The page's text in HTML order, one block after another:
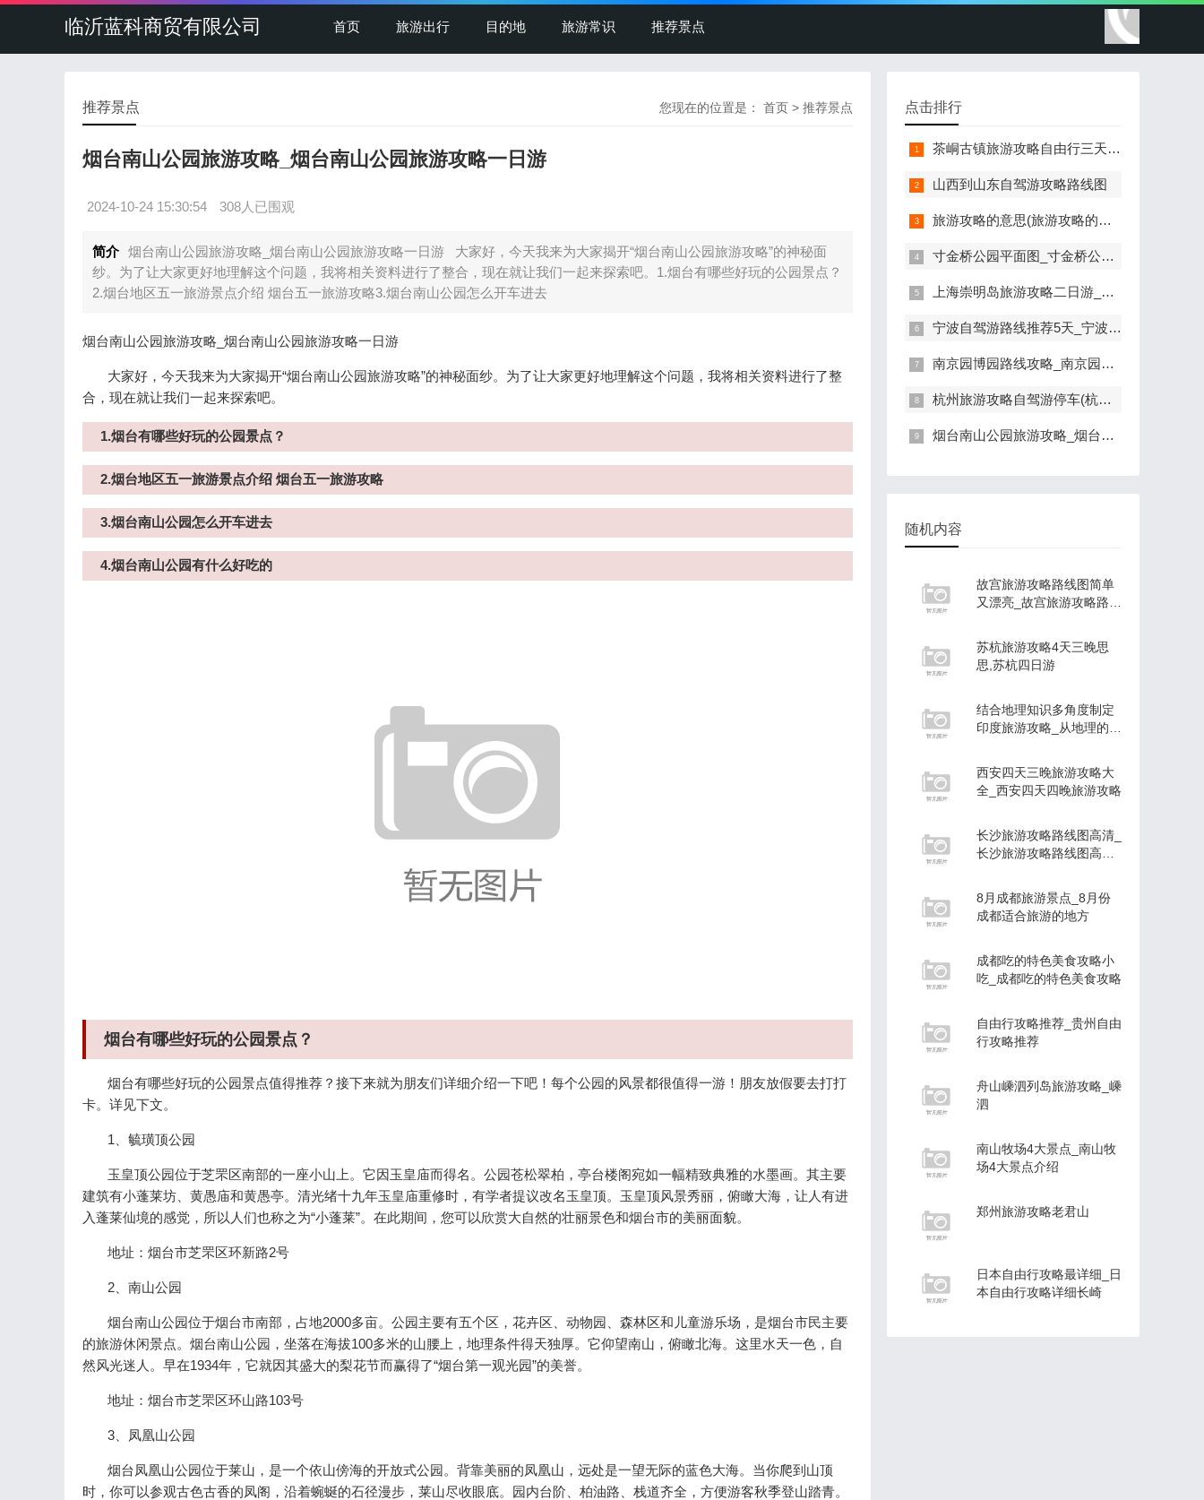
临沂蓝科商贸有限公司 首页 旅游出行 目的地 旅游常识 推荐景点
您现在的位置是： 首页 > 推荐景点
推荐景点
烟台南山公园旅游攻略_烟台南山公园旅游攻略一日游
2024-10-24 15:30:54 308人已围观
简介 烟台南山公园旅游攻略_烟台南山公园旅游攻略一日游 大家好，今天我来为大家揭开“烟台南山公园旅游攻略”的神秘面
纱。为了让大家更好地理解这个问题，我将相关资料进行了整合，现在就让我们一起来探索吧。1.烟台有哪些好玩的公园景点？
2.烟台地区五一旅游景点介绍 烟台五一旅游攻略3.烟台南山公园怎么开车进去
烟台南山公园旅游攻略_烟台南山公园旅游攻略一日游
大家好，今天我来为大家揭开“烟台南山公园旅游攻略”的神秘面纱。为了让大家更好地理解这个问题，我将相关资料进行了整
合，现在就让我们一起来探索吧。
1.烟台有哪些好玩的公园景点？
2.烟台地区五一旅游景点介绍 烟台五一旅游攻略
3.烟台南山公园怎么开车进去
4.烟台南山公园有什么好吃的
烟台有哪些好玩的公园景点？
烟台有哪些好玩的公园景点值得推荐？接下来就为朋友们详细介绍一下吧！每个公园的风景都很值得一游！朋友放假要去打打
卡。详见下文。
1、毓璜顶公园
玉皇顶公园位于芝罘区南部的一座小山上。它因玉皇庙而得名。公园苍松翠柏，亭台楼阁宛如一幅精致典雅的水墨画。其主要
建筑有小蓬莱坊、黄愚庙和黄愚亭。清光绪十九年玉皇庙重修时，有学者提议改名玉皇顶。玉皇顶风景秀丽，俯瞰大海，让人有进
入蓬莱仙境的感觉，所以人们也称之为“小蓬莱”。在此期间，您可以欣赏大自然的壮丽景色和烟台市的美丽面貌。
地址：烟台市芝罘区环新路2号
2、南山公园
烟台南山公园位于烟台市南部，占地2000多亩。公园主要有五个区，花卉区、动物园、森林区和儿童游乐场，是烟台市民主要
的旅游休闲景点。烟台南山公园，坐落在海拔100多米的山腰上，地理条件得天独厚。它仰望南山，俯瞰北海。这里水天一色，自
然风光迷人。早在1934年，它就因其盛大的梨花节而赢得了“烟台第一观光园”的美誉。
地址：烟台市芝罘区环山路103号
3、凤凰山公园
烟台凤凰山公园位于莱山，是一个依山傍海的开放式公园。背靠美丽的凤凰山，远处是一望无际的蓝色大海。当你爬到山顶
时，你可以参观古色古香的凤阁，沿着蜿蜒的石径漫步，莱山尽收眼底。园内台阶、柏油路、栈道齐全，方便游客秋季登山踏青。
点击排行
茶峒古镇旅游攻略自由行三天怎么走(茶峒古镇在哪)
山西到山东自驾游攻略路线图
旅游攻略的意思(旅游攻略的意思是啥)
寸金桥公园平面图_寸金桥公园平面图简笔画大全
上海崇明岛旅游攻略二日游_上海崇明岛旅游攻略二日游最佳路线
宁波自驾游路线推荐5天_宁波自驾游路线推荐5天
南京园博园路线攻略_南京园博园路线攻略图
杭州旅游攻略自驾游停车(杭州自驾游停车问题)
烟台南山公园旅游攻略_烟台南山公园旅游攻略一日游
随机内容
故宫旅游攻略路线图简单
又漂亮_故宫旅游攻略路线
苏杭旅游攻略4天三晚思
思,苏杭四日游
结合地理知识多角度制定
印度旅游攻略_从地理的角
西安四天三晚旅游攻略大
全_西安四天四晚旅游攻略
长沙旅游攻略路线图高清_
长沙旅游攻略路线图高清
8月成都旅游景点_8月份
成都适合旅游的地方
成都吃的特色美食攻略小
吃_成都吃的特色美食攻略
自由行攻略推荐_贵州自由
行攻略推荐
舟山嵊泗列岛旅游攻略_嵊
泗
南山牧场4大景点_南山牧
场4大景点介绍
郑州旅游攻略老君山
日本自由行攻略最详细_日
本自由行攻略详细长崎